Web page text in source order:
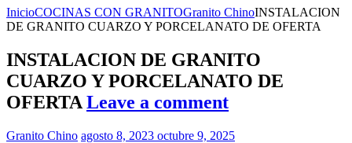
InicioCOCINAS CON GRANITOGranito ChinoINSTALACION
DE GRANITO CUARZO Y PORCELANATO DE OFERTA
INSTALACION DE GRANITO
CUARZO Y PORCELANATO DE
OFERTA Leave a comment
Granito Chino agosto 8, 2023 octubre 9, 2025